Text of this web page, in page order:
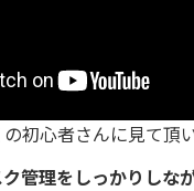
初心者さんに見て頂
管理をしっかりしな